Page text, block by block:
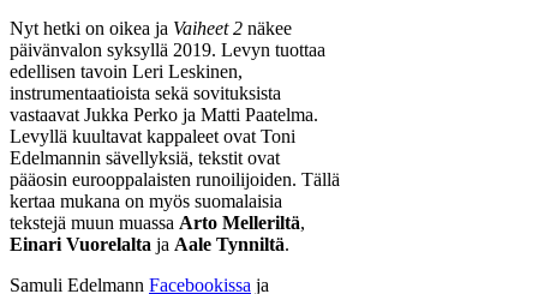
Nyt hetki on oikea ja Vaiheet 2 näkee
päivänvalon syksyllä 2019. Levyn tuottaa
edellisen tavoin Leri Leskinen,
instrumentaatioista sekä sovituksista
vastaavat Jukka Perko ja Matti Paatelma.
Levyllä kuultavat kappaleet ovat Toni
Edelmannin sävellyksiä, tekstit ovat
pääosin eurooppalaisten runoilijoiden. Tällä
kertaa mukana on myös suomalaisia
tekstejä muun muassa Arto Melleriltä,
Einari Vuorelalta ja Aale Tynniltä.
Samuli Edelmann Facebookissa ja